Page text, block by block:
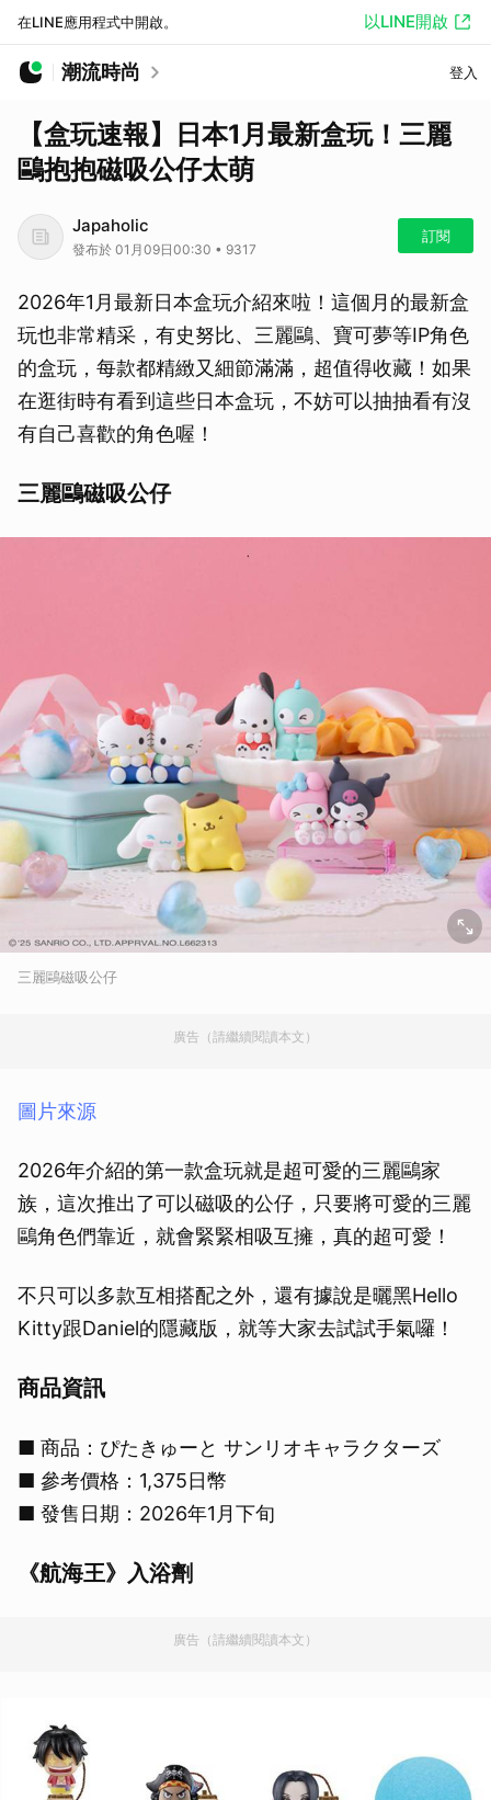
在LINE應用程式中開啟。 以LINE開啟
潮流時尚 登入
【盒玩速報】日本1月最新盒玩！三麗
鷗抱抱磁吸公仔太萌
Japaholic
發布於 01月09日00:30 • 9317
訂閱
2026年1月最新日本盒玩介紹來啦！這個月的最新盒
玩也非常精采，有史努比、三麗鷗、寶可夢等IP角色
的盒玩，每款都精緻又細節滿滿，超值得收藏！如果
在逛街時有看到這些日本盒玩，不妨可以抽抽看有沒
有自己喜歡的角色喔！
三麗鷗磁吸公仔
三麗鷗磁吸公仔
廣告（請繼續閱讀本文）
圖片來源
2026年介紹的第一款盒玩就是超可愛的三麗鷗家
族，這次推出了可以磁吸的公仔，只要將可愛的三麗
鷗角色們靠近，就會緊緊相吸互擁，真的超可愛！
不只可以多款互相搭配之外，還有據說是曬黑Hello
Kitty跟Daniel的隱藏版，就等大家去試試手氣囉！
商品資訊
■ 商品：ぴたきゅーと サンリオキャラクターズ
■ 參考價格：1,375日幣
■ 發售日期：2026年1月下旬
《航海王》入浴劑
廣告（請繼續閱讀本文）